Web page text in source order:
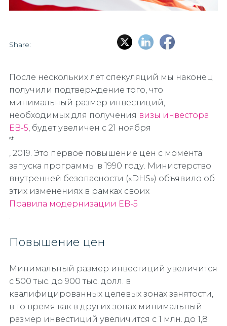
Share:
После нескольких лет спекуляций мы наконец
получили подтверждение того, что
минимальный размер инвестиций,
необходимых для получения визы инвестора
EB-5 , будет увеличен с 21 ноября
st
, 2019. Это первое повышение цен с момента
запуска программы в 1990 году. Министерство
внутренней безопасности («DHS») объявило об
этих изменениях в рамках своих
Правила модернизации EB-5
Повышение цен
Минимальный размер инвестиций увеличится
с 500 тыс. до 900 тыс. долл. в
квалифицированных целевых зонах занятости,
в то время как в других зонах минимальный
размер инвестиций увеличится с 1 млн. до 1,8